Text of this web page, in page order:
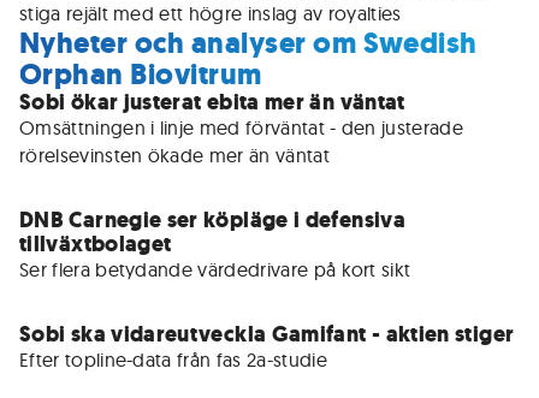
stiga rejält med ett högre inslag av royalties
Nyheter och analyser om Swedish
Orphan Biovitrum
Sobi ökar justerat ebita mer än väntat
Omsättningen i linje med förväntat - den justerade
rörelsevinsten ökade mer än väntat
DNB Carnegie ser köpläge i defensiva
tillväxtbolaget
Ser flera betydande värdedrivare på kort sikt
Sobi ska vidareutveckla Gamifant - aktien stiger
Efter topline-data från fas 2a-studie